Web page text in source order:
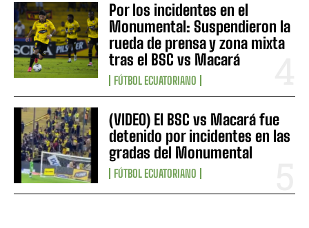
Por los incidentes en el
Monumental: Suspendieron la
rueda de prensa y zona mixta
tras el BSC vs Macará
FÚTBOL ECUATORIANO
(VIDEO) El BSC vs Macará fue
detenido por incidentes en las
gradas del Monumental
FÚTBOL ECUATORIANO